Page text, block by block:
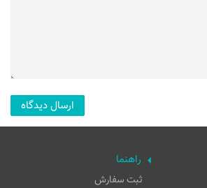
راهنما
ثبت سفارش